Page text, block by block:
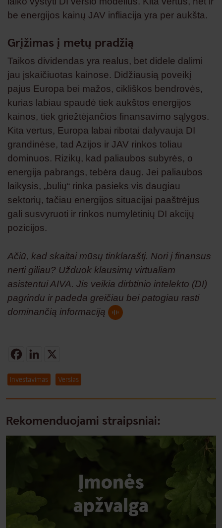
be energijos kainų JAV infliacija yra per aukšta.
Grįžimas į metų pradžią
Taikos dividendas yra realus, bet didele dalimi
jau įskaičiuotas kainose. Didžiausią poveikį
pajus Europa bei mažos, cikliškos bendrovės,
kurias labiau spaudė tiek aukštos energijos
kainos, tiek griežtėjančios finansavimo sąlygos.
Kita vertus, Europa labai ribotai dalyvauja DI
grandinėse, tad Azijos ir JAV rinkos toliau
dominuos. Rizikų, kad paliaubos subyrės, o
energija pabrangs, tebėra daug. Jei paliaubos
laikysis, „bulių“ rinka pasieks vis daugiau
sektorių, tačiau energijos situacijai paaštrėjus
gali susvyruoti ir rinkos numylėtinių DI akcijų
pozicijos.
Ačiū, kad skaitai mūsų tinklaraštį. Nori į finansus
nerti giliau? Užduok klausimų virtualiam
asistentui AIVA. Jis veikia dirbtinio intelekto (DI)
pagrindu ir padeda greičiau bei patogiau rasti
dominančią informaciją
Facebook
LinkedIn
Investavimas Verslas
Rekomenduojami straipsniai: